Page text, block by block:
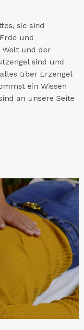
sie sind
und
und der
sind und
über Erzengel
ein Wissen
an unsere Seite